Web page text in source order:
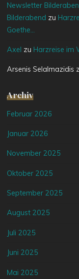
Newsletter
Bilderabend zu
Goethe…
Axel zu Harzreise im
Arsenis Selalmazidis
Archiv
Februar 2026
Januar 2026
November 2025
Oktober 2025
September 2025
August 2025
Juli 2025
Juni 2025
Mai 2025